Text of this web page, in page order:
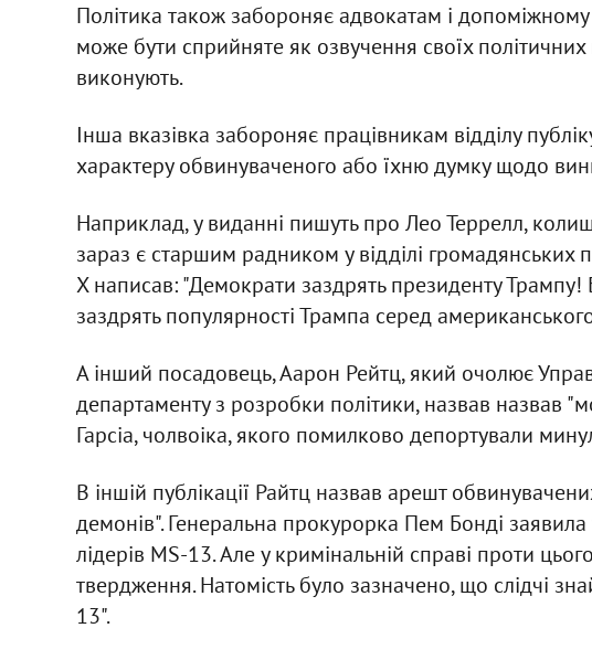
Політика також забороняє адвокатам і
може бути сприйняте як озвучення своїх політичних
виконують.
Інша вказівка забороняє працівникам відділу
характеру обвинуваченого або їхню думку щодо
Наприклад, у виданні пишуть про Лео Террелл,
зараз є старшим радником у відділі громадянських
X написав: "Демократи заздрять президенту
заздрять популярності Трампа серед
А інший посадовець, Аарон Рейтц, який очолює
департаменту з розробки політики, назвав назвав
Гарсіа, чолвоіка, якого помилково депортували
В іншій публікації Райтц назвав арешт
демонів". Генеральна прокурорка Пем Бонді
лідерів MS-13. Але у кримінальній справі проти
твердження. Натомість було зазначено, що слідчі
13".